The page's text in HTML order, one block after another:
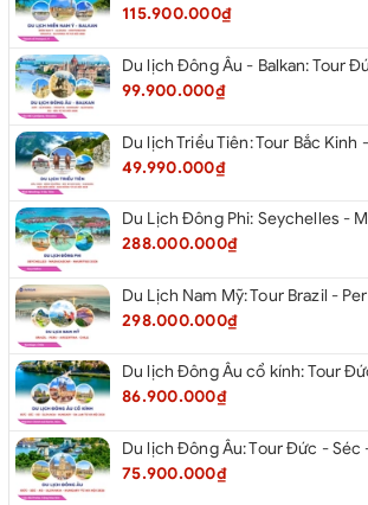
115.900.000₫
99.900.000₫
49.990.000₫
288.000.000₫
298.000.000₫
86.900.000₫
75.900.000₫